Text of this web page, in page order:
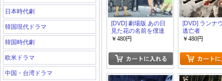
日本時代劇
韓国現代ドラマ
韓国時代劇
欧米ドラマ
中国・台湾ドラマ
[DVD] 劇場版 あの日
見た花の名前を僕達
はまだ知らない。
￥480円
[DVD] ランナ
逃亡者
￥480円